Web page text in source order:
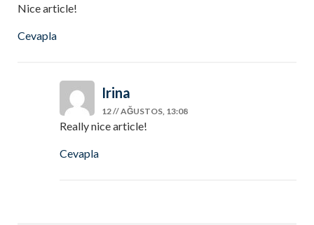
Nice article!
Cevapla
Irina
12 // AĞUSTOS, 13:08
Really nice article!
Cevapla